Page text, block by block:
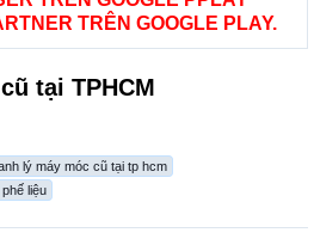
TRÊN GOOGLE PLAY.
tại TPHCM
lý máy móc cũ tại tp hcm
liệu